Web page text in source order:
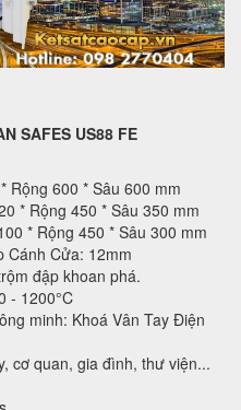
SAFES US88 FE
Rộng 600 * Sâu 600 mm
* Rộng 450 * Sâu 350 mm
* Rộng 450 * Sâu 300 mm
Cánh Cửa: 12mm
đập khoan phá.
- 1200°C
minh: Khoá Vân Tay Điện
cơ quan, gia đình, thư viện...